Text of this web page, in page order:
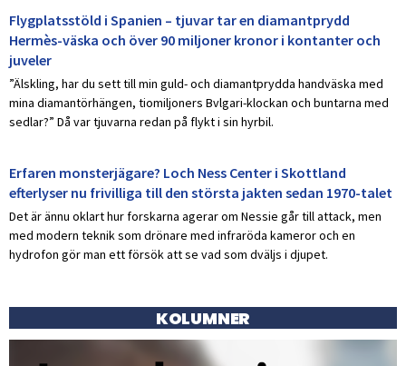
Flygplatsstöld i Spanien – tjuvar tar en diamantprydd
Hermès-väska och över 90 miljoner kronor i kontanter och
juveler
”Älskling, har du sett till min guld- och diamantprydda handväska med
mina diamantörhängen, tiomiljoners Bvlgari-klockan och buntarna med
sedlar?” Då var tjuvarna redan på flykt i sin hyrbil.
Erfaren monsterjägare? Loch Ness Center i Skottland
efterlyser nu frivilliga till den största jakten sedan 1970-talet
Det är ännu oklart hur forskarna agerar om Nessie går till attack, men
med modern teknik som drönare med infraröda kameror och en
hydrofon gör man ett försök att se vad som dväljs i djupet.
KOLUMNER